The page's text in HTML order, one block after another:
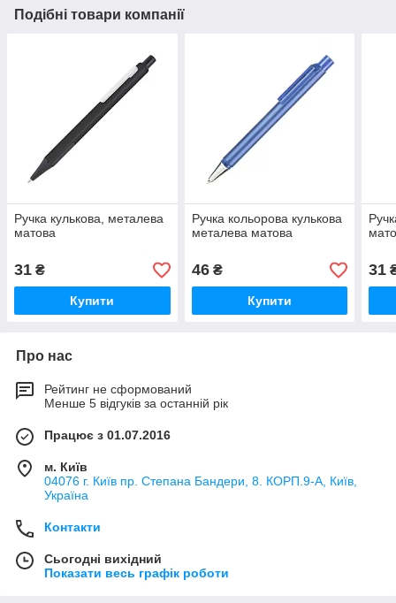
Подібні товари компанії
Ручка кулькова, металева
матова
31 ₴
Купити
Ручка кольорова кулькова
металева матова
46₴
Купити
31
Про нас
Рейтинг не сформований
Менше 5 відгуків за останній рік
Працює з 01.07.2016
м. Київ
04076 г. Київ пр. Степана Бандери, 8. КОРП.9-А, Київ,
Україна
Контакти
Сьогодні вихідний
Показати весь графік роботи